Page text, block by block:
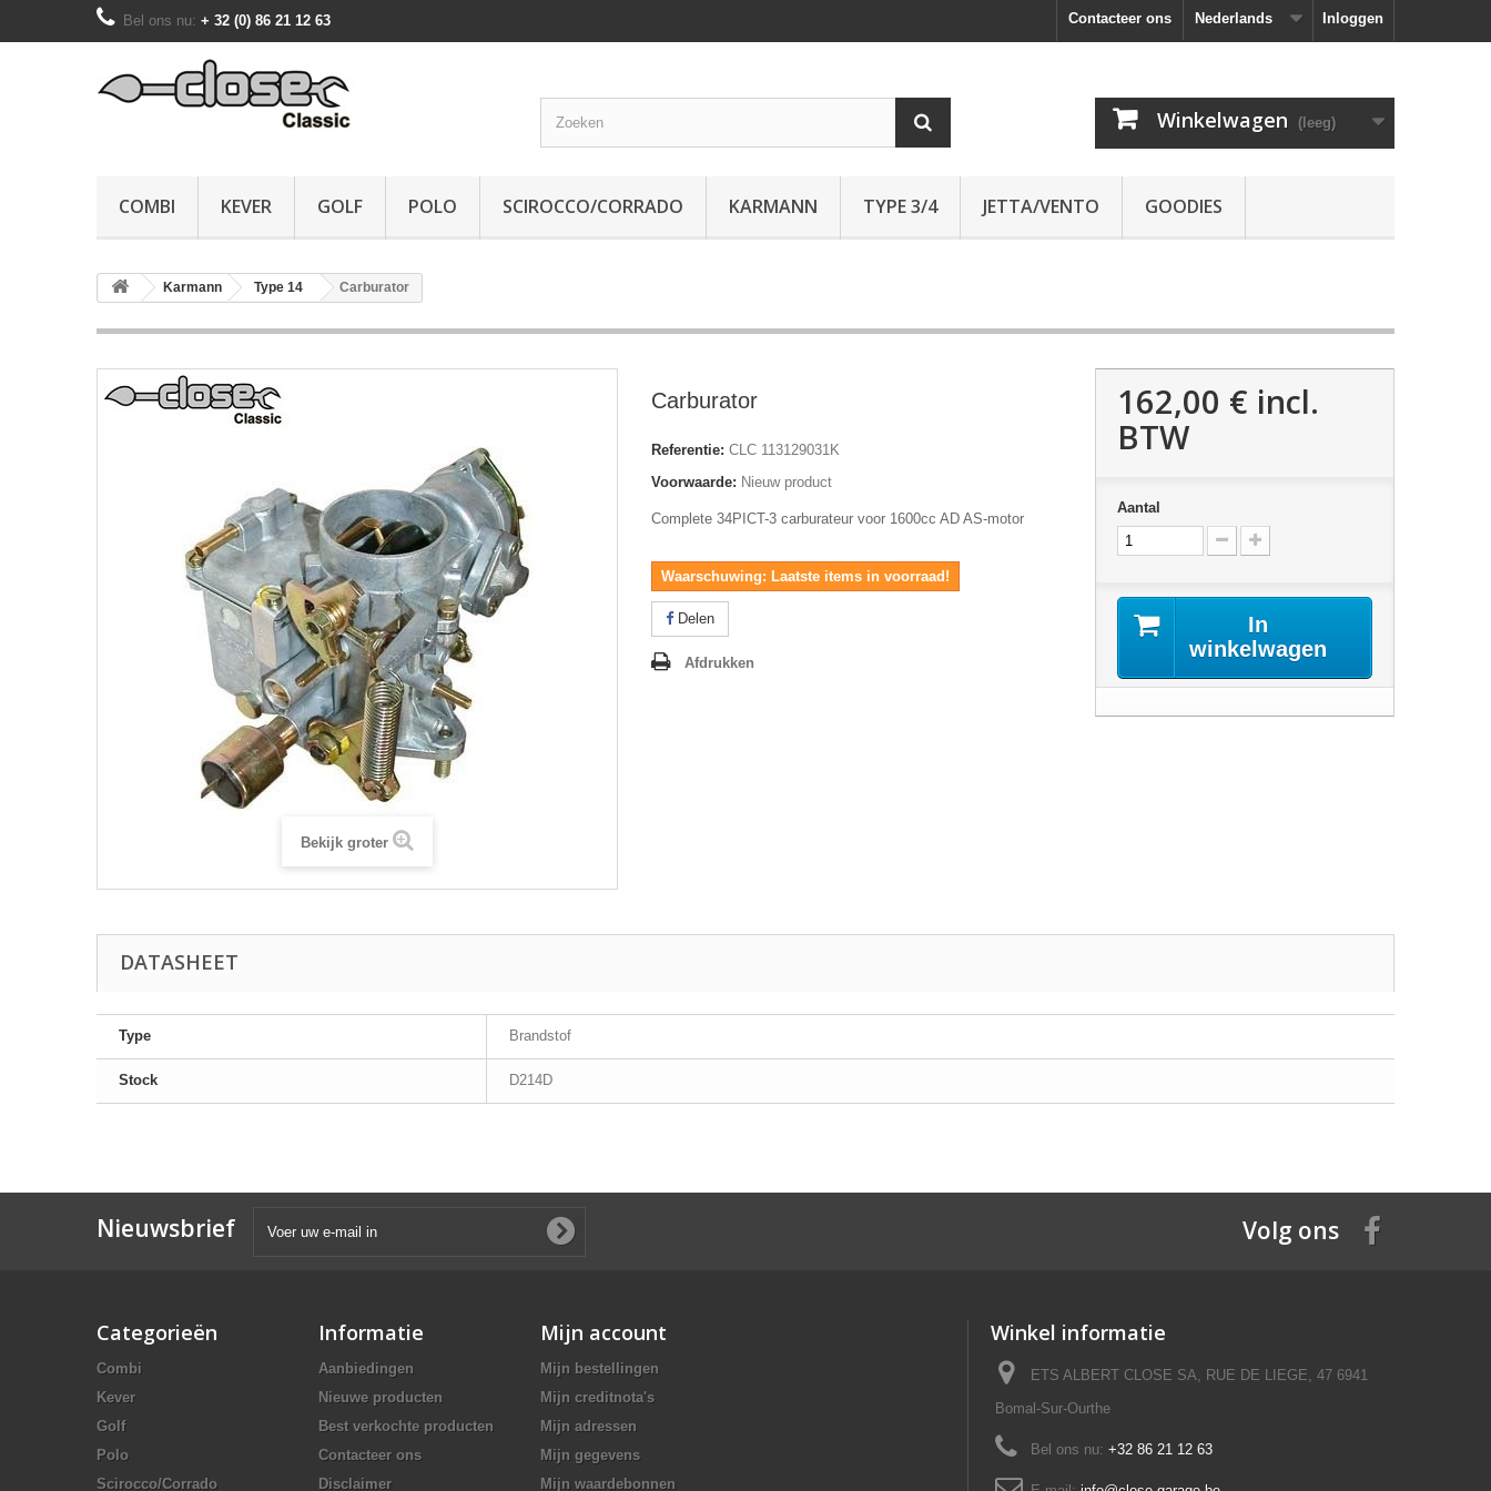
Inloggen
Nederlands
Contacteer ons
Bel ons nu: + 32 (0) 86 21 12 63
Winkelwagen (leeg)
COMBI KEVER GOLF POLO SCIROCCO/CORRADO KARMANN TYPE 3/4 JETTA/VENTO GOODIES
Karmann Type 14 Carburator
Bekijk groter
Carburator
Referentie: CLC 113129031K
Voorwaarde: Nieuw product
Complete 34PICT-3 carburateur voor 1600cc AD AS-motor
Waarschuwing: Laatste items in voorraad!
Delen
Afdrukken
162,00 € incl.
BTW
Aantal
In
winkelwagen
DATASHEET
Type Brandstof
Stock D214D
Nieuwsbrief Volg ons
Categorieën
Combi
Kever
Golf
Polo
Scirocco/Corrado
Informatie
Aanbiedingen
Nieuwe producten
Best verkochte producten
Contacteer ons
Disclaimer
Mijn account
Mijn bestellingen
Mijn creditnota's
Mijn adressen
Mijn gegevens
Mijn waardebonnen
Winkel informatie
ETS ALBERT CLOSE SA, RUE DE LIEGE, 47 6941
Bomal-Sur-Ourthe
Bel ons nu: +32 86 21 12 63